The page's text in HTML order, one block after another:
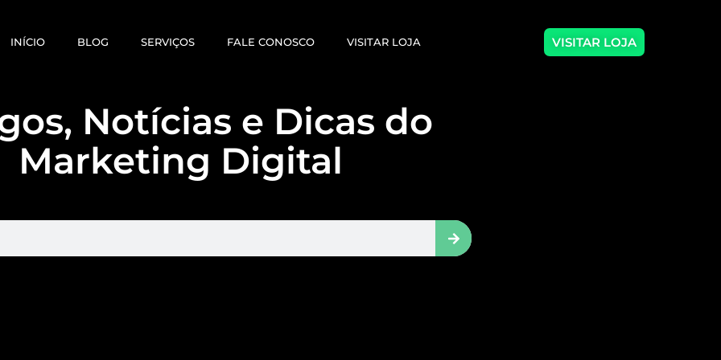
INÍCIO BLOG SERVIÇOS FALE CONOSCO VISITAR LOJA VISITAR LOJA
Notícias e Dicas do
Marketing Digital